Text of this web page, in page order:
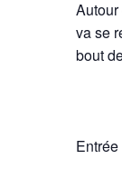
Autour
va se
bout